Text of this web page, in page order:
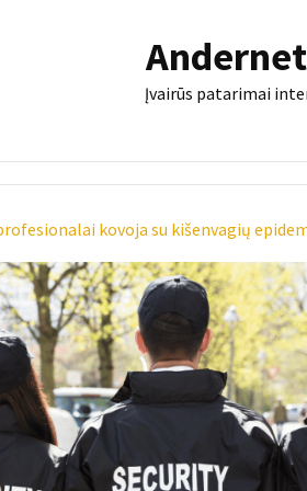
Įvairūs patarimai
kovoja su kišenvagių